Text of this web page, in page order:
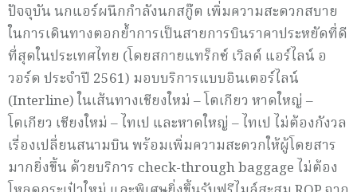
ปัจจุบัน นกแอร์ผนึกกำลังนกสกู๊ต เพิ่มความสะดวกสบาย
ในการเดินทางตอกย้ำการเป็นสายการบินราคาประหยัดที่ดี
ที่สุดในประเทศไทย (โดยสกายแทร็กซ์ เวิลด์ แอร์ไลน์ อ
วอร์ด ประจำปี 2561) มอบบริการแบบอินเตอร์ไลน์
(Interline) ในเส้นทางเชียงใหม่ – โตเกียว หาดใหญ่ –
โตเกียว เชียงใหม่ – ไทเป และหาดใหญ่ – ไทเป ไม่ต้องกังวล
เรื่องเปลี่ยนสนามบิน พร้อมเพิ่มความสะดวกให้ผู้โดยสาร
มากยิ่งขึ้น ด้วยบริการ check-through baggage ไม่ต้อง